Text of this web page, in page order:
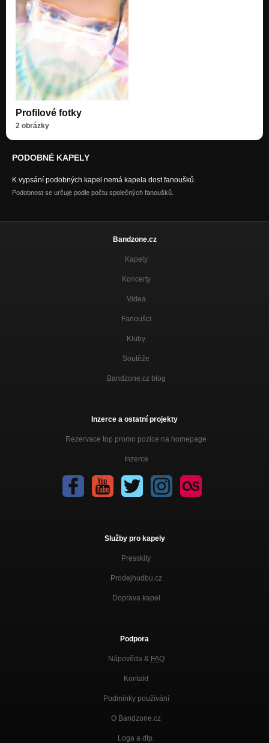
Profilové fotky
2 obrázky
PODOBNÉ KAPELY
K vypsání podobných kapel nemá kapela dost fanoušků.
Podobnost se určuje podle počtu společných fanoušků.
Bandzone.cz
Kapely
Koncerty
Videa
Fanoušci
Kluby
Soutěže
Bandzone.cz blog
Inzerce a ostatní projekty
Rezervace top promo pozice na homepage
Inzerce
Služby pro kapely
Presskity
Prodejhudbu.cz
Doprava kapel
Podpora
Nápověda & FAQ
Kontakt
Podmínky používání
O Bandzone.cz
Loga a dtp.